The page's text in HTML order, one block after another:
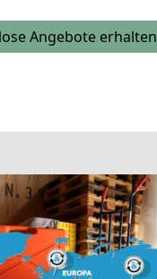
Angebote erhalten